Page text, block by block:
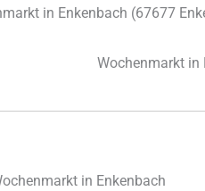
in Enkenbach (67677
Wochenmarkt in
in Enkenbach